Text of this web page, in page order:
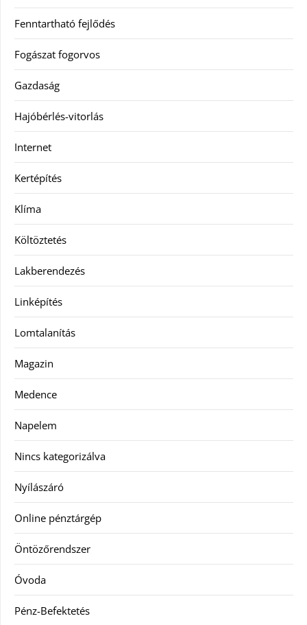
Fenntartható fejlődés
Fogászat fogorvos
Gazdaság
Hajóbérlés-vitorlás
Internet
Kertépítés
Klíma
Költöztetés
Lakberendezés
Linképítés
Lomtalanítás
Magazin
Medence
Napelem
Nincs kategorizálva
Nyílászáró
Online pénztárgép
Öntözőrendszer
Óvoda
Pénz-Befektetés